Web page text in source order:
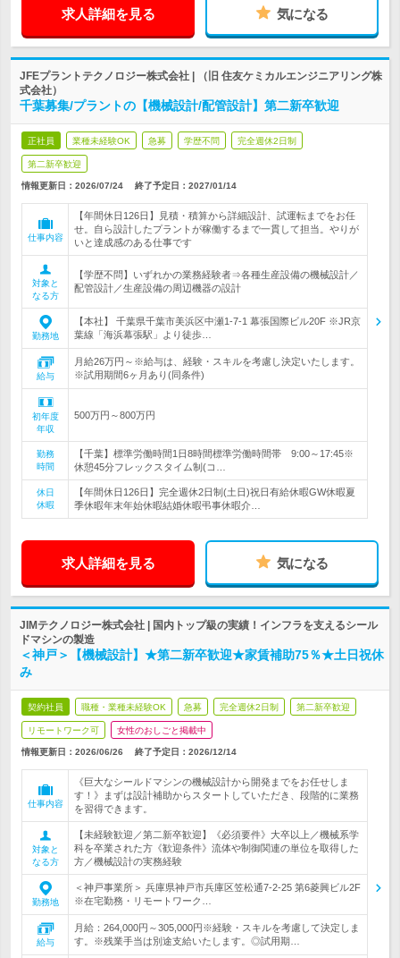
求人詳細を見る 気になる
JFEプラントテクノロジー株式会社 | （旧 住友ケミカルエンジニアリング株
式会社）
千葉募集/プラントの【機械設計/配管設計】第二新卒歓迎
正社員 業種未経験OK 急募 学歴不問 完全週休2日制
第二新卒歓迎
情報更新日：2026/07/24 終了予定日： 2027/01/14
仕事内容
【年間休日126日】見積・積算から詳細設計、試運転までをお任
せ。自ら設計したプラントが稼働するまで一貫して担当。やりが
いと達成感のある仕事です
対象と
なる方
【学歴不問】いずれかの業務経験者⇒各種生産設備の機械設計／
配管設計／生産設備の周辺機器の設計
勤務地
【本社】 千葉県千葉市美浜区中瀬1-7-1 幕張国際ビル20F ※JR京
葉線「海浜幕張駅」より徒歩…
給与
月給26万円～※給与は、経験・スキルを考慮し決定いたします。
※試用期間6ヶ月あり(同条件)
初年度
年収
500万円～800万円
勤務
時間
【千葉】標準労働時間1日8時間標準労働時間帯 9:00～17:45※
休憩45分フレックスタイム制(コ…
休日
休暇
【年間休日126日】完全週休2日制(土日)祝日有給休暇GW休暇夏
季休暇年末年始休暇結婚休暇弔事休暇介…
求人詳細を見る 気になる
JIMテクノロジー株式会社 | 国内トップ級の実績！インフラを支えるシール
ドマシンの製造
＜神戸＞【機械設計】★第二新卒歓迎★家賃補助75％★土日祝休
み
契約社員 職種・業種未経験OK 急募 完全週休2日制 第二新卒歓迎
リモートワーク可 女性のおしごと掲載中
情報更新日：2026/06/26 終了予定日： 2026/12/14
仕事内容
《巨大なシールドマシンの機械設計から開発までをお任せしま
す！》まずは設計補助からスタートしていただき、段階的に業務
を習得できます。
対象と
なる方
【未経験歓迎／第二新卒歓迎】《必須要件》大卒以上／機械系学
科を卒業された方《歓迎条件》流体や制御関連の単位を取得した
方／機械設計の実務経験
勤務地
＜神戸事業所＞ 兵庫県神戸市兵庫区笠松通7-2-25 第6菱興ビル2F
※在宅勤務・リモートワーク…
給与
月給：264,000円～305,000円※経験・スキルを考慮して決定しま
す。※残業手当は別途支給いたします。◎試用期…